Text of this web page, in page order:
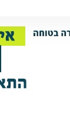
אתי
אחרי לחץ ובהלה
בטוחה וקיבלתי